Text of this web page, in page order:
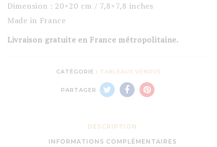
Dimension : 20×20 cm / 7,8×7,8 inches
Made in France
Livraison gratuite en France métropolitaine.
CATÉGORIE : TABLEAUX VENDUS
PARTAGER
DESCRIPTION
INFORMATIONS COMPLÉMENTAIRES